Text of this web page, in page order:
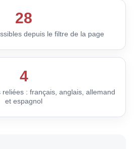
28
depuis le filtre de la page
4
: français, anglais, allemand
et espagnol